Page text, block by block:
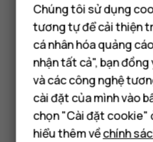
Điện thoại
Điện thoại
Máy tính
phép, bạn có thể kết nối
hoặc bật tính năng chia sẻ
máy bay.
Chúng tôi sử dụng
tương tự để cải thiện
cá nhân hóa quảng
nhận tất cả", bạn
và các công nghệ
cài đặt của mình vào
chọn "Cài đặt cookie"
hiểu thêm vềchính